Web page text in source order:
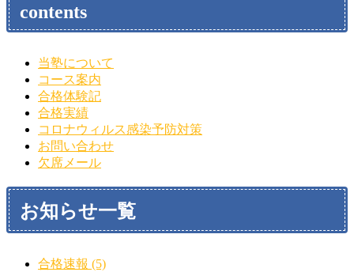
contents
当塾について
コース案内
合格体験記
合格実績
コロナウィルス感染予防対策
お問い合わせ
欠席メール
お知らせ一覧
合格速報 (5)